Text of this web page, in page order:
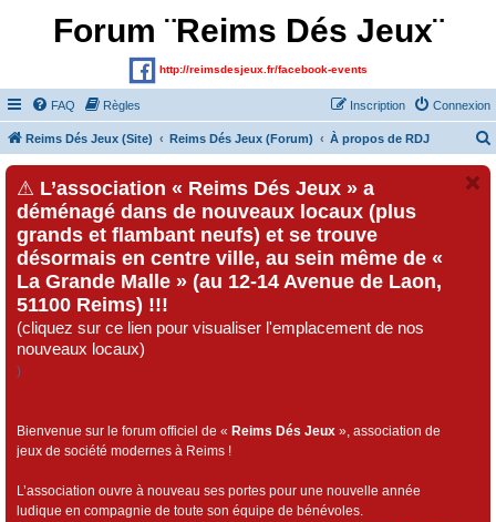
Forum ¨Reims Dés Jeux¨
http://reimsdesjeux.fr/facebook-events
FAQ Règles Connexion
Inscription
Reims Dés Jeux (Site) Reims Dés Jeux (Forum) À propos de RDJ
⚠ L’association « Reims Dés Jeux » a
déménagé dans de nouveaux locaux (plus
grands et flambant neufs) et se trouve
désormais en centre ville, au sein même de «
La Grande Malle » (au 12-14 Avenue de Laon,
51100 Reims) !!!
(cliquez sur ce lien pour visualiser l'emplacement de nos
nouveaux locaux)
)
Bienvenue sur le forum officiel de « Reims Dés Jeux », association de
jeux de société modernes à Reims !
L’association ouvre à nouveau ses portes pour une nouvelle année
ludique en compagnie de toute son équipe de bénévoles.